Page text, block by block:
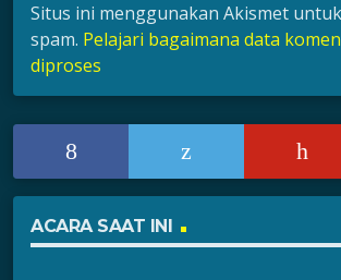
Situs ini menggunakan Akismet
spam. Pelajari bagaimana data
diproses
ACARA SAAT INI